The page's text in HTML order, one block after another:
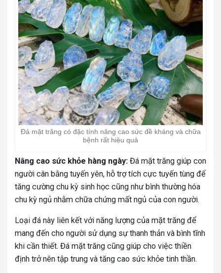
Đá mặt trăng có đặc tính nâng cao sức đề kháng và chữa
bệnh rất hiệu quả
Nâng cao sức khỏe hàng ngày: Đá mặt trăng giúp con
người cân bằng tuyến yên, hỗ trợ tích cực tuyến tùng để
tăng cường chu kỳ sinh học cũng như bình thường hóa
chu kỳ ngủ nhằm chữa chứng mất ngủ của con người.
Loại đá này liên kết với năng lượng của mặt trăng để
mang đến cho người sử dụng sự thanh thản và bình tĩnh
khi cần thiết. Đá mặt trăng cũng giúp cho việc thiền
định trở nên tập trung và tăng cao sức khỏe tinh thần.